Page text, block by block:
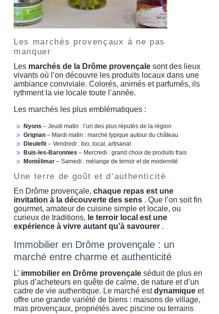
Les marchés provençaux à ne pas
manquer
Les marchés de la Drôme provençalesont des lieux
vivants où l’on découvre les produits locaux dans une
ambiance conviviale. Colorés, animés et parfumés, ils
rythment la vie locale toute l’année.
Les marchés les plus emblématiques :
Nyons – Jeudi matin : l’un des plus réputés de la région
Grignan– Mardi matin : marché typique autour du château
Dieulefit– Vendredi : bio, local, artisanal
Buis-les-Baronnies – Mercredi : grand choix de produits frais
Montélimar– Samedi : mélange de terroir et de modernité
Une terre de goût et d’authenticité
En Drôme provençale, chaque repas est une
invitation à la découverte des sens . Que l’on soit fin
gourmet, amateur de cuisine simple et locale, ou
curieux de traditions, le terroir local est une
expérience à vivre autant qu’à savourer .
Immobilier en Drôme provençale : un
marché entre charme et authenticité
L’ immobilier en Drôme provençaleséduit de plus en
plus d’acheteurs en quête de calme, de nature et d’un
cadre de vie authentique. Le marché estdynamiqueet
offre une grande variété de biens : maisons de village,
mas provençaux, propriétés avec piscine ou terrains